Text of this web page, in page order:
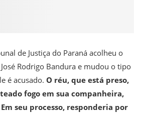
de Justiça do Paraná acolheu o
Rodrigo Bandura e mudou o tipo
é acusado. O réu, que está preso,
fogo em sua companheira,
seu processo, responderia por